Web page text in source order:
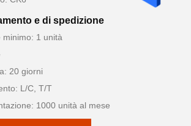
e di spedizione
1 unità
20 giorni
L/C, T/T
1000 unità al mese